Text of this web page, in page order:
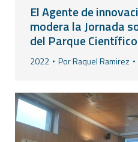
El Agente de
modera la Jornada
del Parque
2022 PorRaquel Ramirez